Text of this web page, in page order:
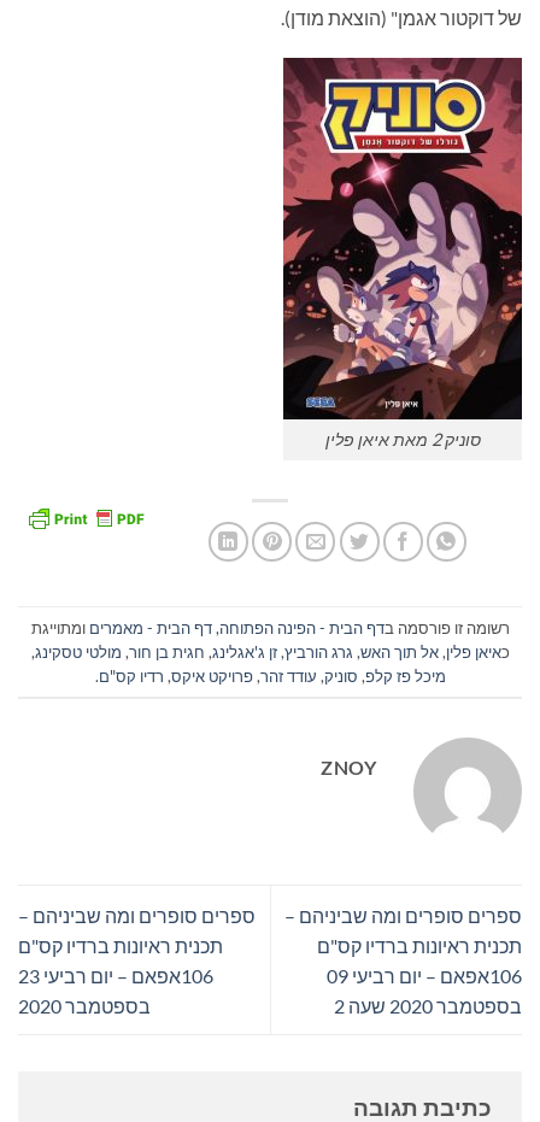
של דוקטור אגמן" (הוצאת מודן).
סוניק 2 מאת איאן פלין
רשומה זו פורסמה בדף הבית - הפינה הפתוחה,דף הבית - מאמרים ומתוייגת
כאיאן פלין,אל תוך האש, גרג הורביץ,זן ג'אגלינג, חגית בן חור, מולטי טסקינג,
מיכל פז קלפ, סוניק, עודד זהר,פרויקט איקס, רדיו קס"ם.
ZNOY
ספרים סופרים ומה שביניהם –
תכנית ראיונות ברדיו קס"ם
106אפאם – יום רביעי 09
בספטמבר 2020 שעה 2
ספרים סופרים ומה שביניהם –
תכנית ראיונות ברדיו קס"ם
106אפאם – יום רביעי 23
בספטמבר 2020
כתיבת תגובה